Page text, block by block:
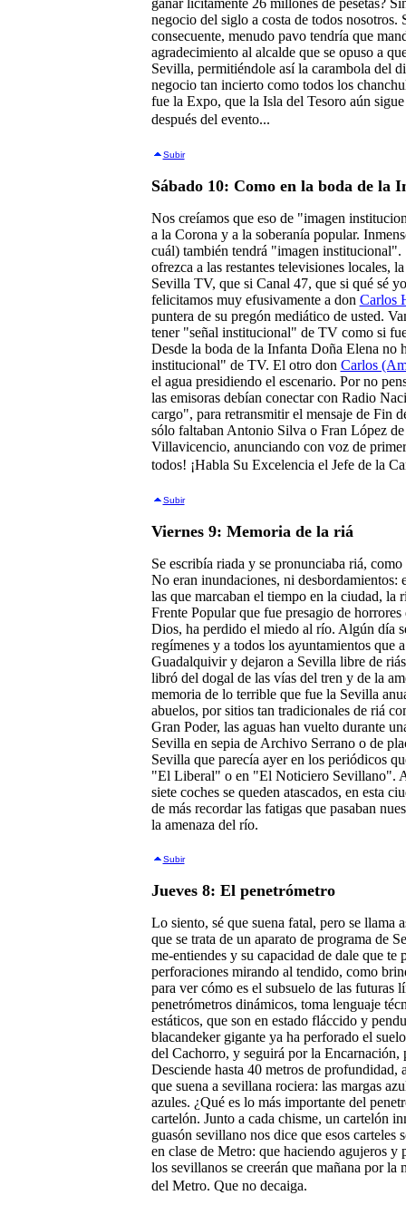
ganar lícitamente 26 millones de pesetas?
negocio del siglo a costa de todos nosotros.
consecuente, menudo pavo tendría que
agradecimiento al alcalde que se opuso a
Sevilla, permitiéndole así la carambola del
negocio tan incierto como todos los
fue la Expo, que la Isla del Tesoro aún
después del evento...
Subir
Sábado 10: Como en la boda de la
Nos creíamos que eso de "imagen
a la Corona y a la soberanía popular.
cuál) también tendrá "imagen institucional".
ofrezca a las restantes televisiones locales,
Sevilla TV, que si Canal 47, que si qué sé
felicitamos muy efusivamente a don Carlos
puntera de su pregón mediático de usted.
tener "señal institucional" de TV como si
Desde la boda de la Infanta Doña Elena no
institucional" de TV. El otro don Carlos
el agua presidiendo el escenario. Por no
las emisoras debían conectar con Radio
cargo", para retransmitir el mensaje de Fin
sólo faltaban Antonio Silva o Fran López
Villavicencio, anunciando con voz de
todos! ¡Habla Su Excelencia el Jefe de la
Subir
Viernes 9: Memoria de la riá
Se escribía riada y se pronunciaba riá,
No eran inundaciones, ni desbordamientos:
las que marcaban el tiempo en la ciudad, la
Frente Popular que fue presagio de
Dios, ha perdido el miedo al río. Algún día
regímenes y a todos los ayuntamientos que
Guadalquivir y dejaron a Sevilla libre de
libró del dogal de las vías del tren y de la
memoria de lo terrible que fue la Sevilla
abuelos, por sitios tan tradicionales de riá
Gran Poder, las aguas han vuelto durante
Sevilla en sepia de Archivo Serrano o de
Sevilla que parecía ayer en los periódicos
"El Liberal" o en "El Noticiero Sevillano".
siete coches se queden atascados, en esta
de más recordar las fatigas que pasaban
la amenaza del río.
Subir
Jueves 8: El penetrómetro
Lo siento, sé que suena fatal, pero se llama
que se trata de un aparato de programa de
me-entiendes y su capacidad de dale que te
perforaciones mirando al tendido, como
para ver cómo es el subsuelo de las futuras
penetrómetros dinámicos, toma lenguaje
estáticos, que son en estado fláccido y
blacandeker gigante ya ha perforado el
del Cachorro, y seguirá por la
Desciende hasta 40 metros de profundidad,
que suena a sevillana rociera: las margas
azules. ¿Qué es lo más importante del
cartelón. Junto a cada chisme, un cartelón
guasón sevillano nos dice que esos
en clase de Metro: que haciendo agujeros y
los sevillanos se creerán que mañana por la
del Metro. Que no decaiga.